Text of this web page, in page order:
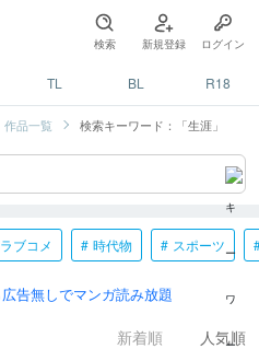
検索 新規登録 ログイン
TL BL R18
作品一覧 検索キーワード：「生涯」
ラブコメ 時代物 スポーツ
新着順 人気順